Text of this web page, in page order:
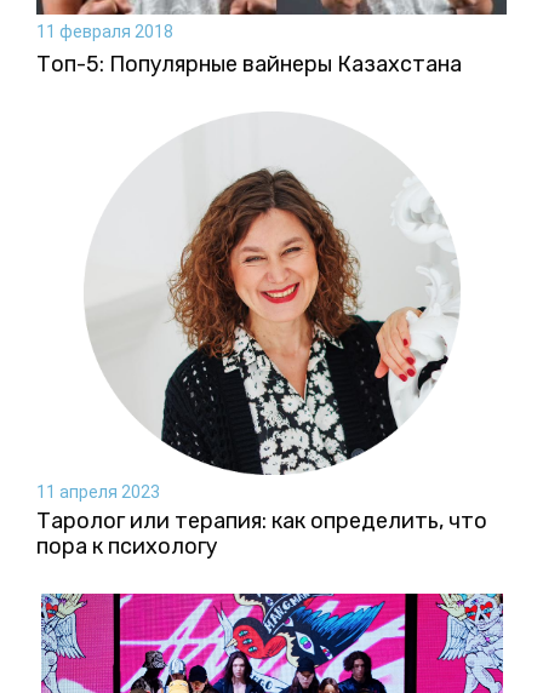
11 февраля 2018
Топ-5: Популярные вайнеры Казахстана
11 апреля 2023
Таролог или терапия: как определить, что
пора к психологу